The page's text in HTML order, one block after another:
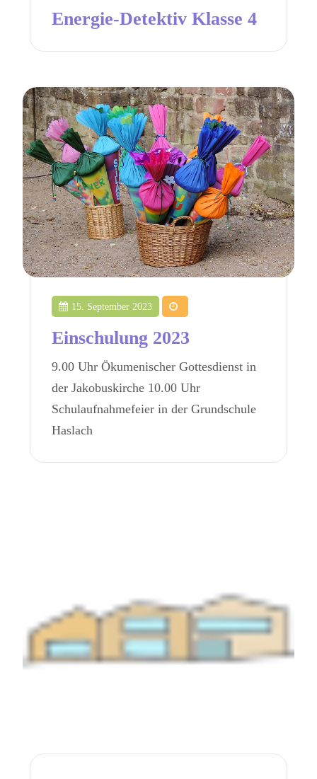
Energie-Detektiv Klasse 4
15. September 2023
Einschulung 2023
9.00 Uhr Ökumenischer Gottesdienst in
der Jakobuskirche 10.00 Uhr
Schulaufnahmefeier in der Grundschule
Haslach